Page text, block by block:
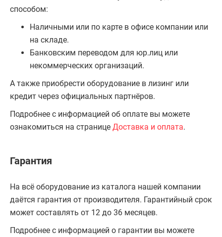
способом:
Наличными или по карте в офисе компании или
на складе.
Банковским переводом для юр.лиц или
некоммерческих организаций.
А также приобрести оборудование в лизинг или
кредит через официальных партнёров.
Подробнее с информацией об оплате вы можете
ознакомиться на странице Доставка и оплата.
Гарантия
На всё оборудование из каталога нашей компании
даётся гарантия от производителя. Гарантийный срок
может составлять от 12 до 36 месяцев.
Подробнее с информацией о гарантии вы можете